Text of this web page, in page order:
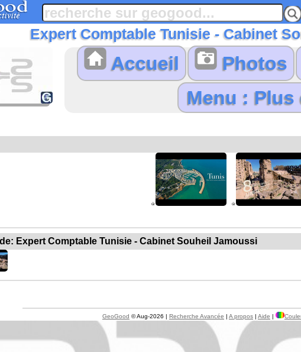
Expert Comptable Tunisie - Cabinet
Accueil Photos
Expert Comptable Tunisie - Cabinet Souheil Jamoussi
GeoGood © Aug-2026 | Recherche Avancée | A propos | Aide |